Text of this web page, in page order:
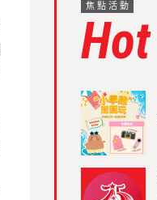
焦點活動
Hot